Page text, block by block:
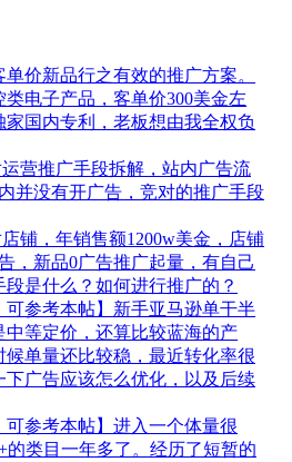
价新品行之有效的推广方案。
类电子产品，客单价300美金左
国内专利，老板想由我全权负
营推广手段拆解，站内广告流
并没有开广告，竞对的推广手段
铺，年销售额1200w美金，店铺
，新品0广告推广起量，有自己
是什么？如何进行推广的？
可参考本帖】新手亚马逊单干半
中等定价，还算比较蓝海的产
候单量还比较稳，最近转化率很
下广告应该怎么优化，以及后续
可参考本帖】进入一个体量很
的类目一年多了。经历了短暂的